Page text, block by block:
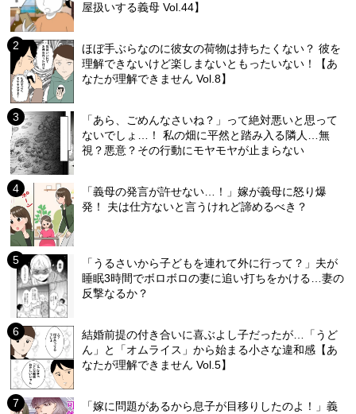
屋扱いする義母 Vol.44】
ほぼ手ぶらなのに彼女の荷物は持ちたくない？ 彼を
理解できないけど楽しまないともったいない！【あ
なたが理解できません Vol.8】
「あら、ごめんなさいね？」って絶対悪いと思って
ないでしょ…！ 私の畑に平然と踏み入る隣人…無
視？悪意？その行動にモヤモヤが止まらない
「義母の発言が許せない…！」嫁が義母に怒り爆
発！ 夫は仕方ないと言うけれど諦めるべき？
「うるさいから子どもを連れて外に行って？」夫が
睡眠3時間でボロボロの妻に追い打ちをかける…妻の
反撃なるか？
結婚前提の付き合いに喜ぶよし子だったが…「うど
ん」と「オムライス」から始まる小さな違和感【あ
なたが理解できません Vol.5】
「嫁に問題があるから息子が目移りしたのよ！」義